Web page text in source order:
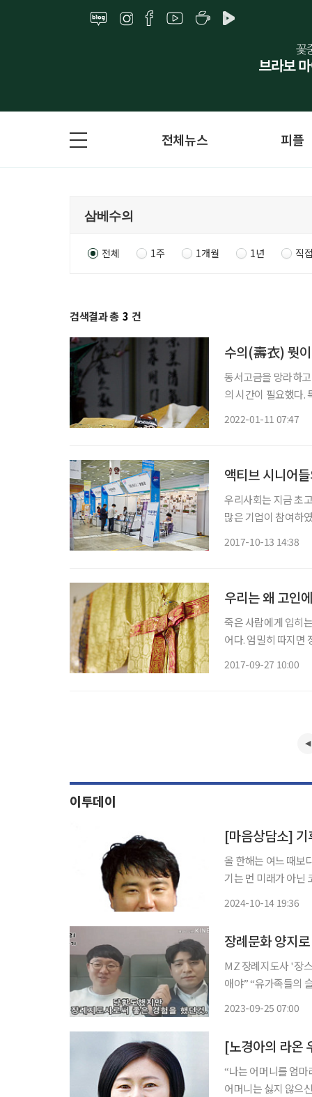
전체뉴스 피플
전체 1주 1개월 1년 직
검색결과 총 3 건
수의(壽衣) 뭣
동서고금을 망라하
의 시간이 필요했다.
2022-01-11 07:47
우리사회는 지금 초
많은 기업이 참여하
2017-10-13 14:38
우리는 왜 고인
죽은 사람에게 입히
어다. 엄밀히 따지면
2017-09-27 10:00
이투데이
[마음상담소] 기
올 한해는 여느 때보
기는 먼 미래가 아닌
2024-10-14 19:36
MZ 장례지도사 '장
애야” “유가족들의 슬픔 장례를 통
2023-09-25 07:00
[노경아의 라온
“나는 어머니를 엄
어머니는 싫지 않으